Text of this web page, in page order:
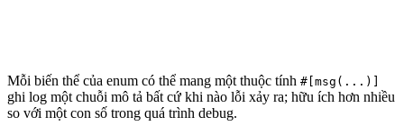
Mỗi biến thể của enum có thể mang một thuộc tính #[msg(...)]
ghi log một chuỗi mô tả bất cứ khi nào lỗi xảy ra; hữu ích hơn nhiều
so với một con số trong quá trình debug.